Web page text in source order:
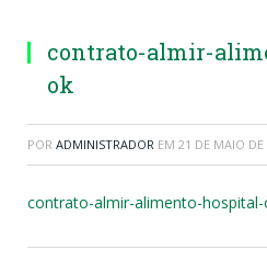
contrato-almir-
ok
POR ADMINISTRADOR EM 21 DE MAIO DE
contrato-almir-alimento-